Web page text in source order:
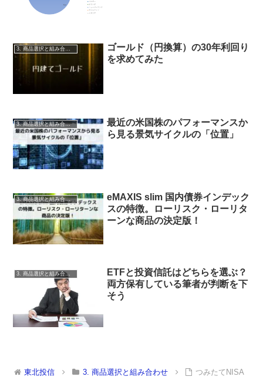
ゴールド（円換算）の30年利回り
を求めてみた
3. 商品選択と組み合わせ
最近の米国株のパフォーマンスか
ら見る景気サイクルの「位置」
3. 商品選択と組み合わせ
eMAXIS slim 国内債券インデック
スの特徴。ローリスク・ローリタ
ーンな商品の決定版！
3. 商品選択と組み合わせ
ETFと投資信託はどちらを選ぶ？
両方保有している筆者が判断を下
そう
東北投信 3. 商品選択と組み合わせ つみたてNISA